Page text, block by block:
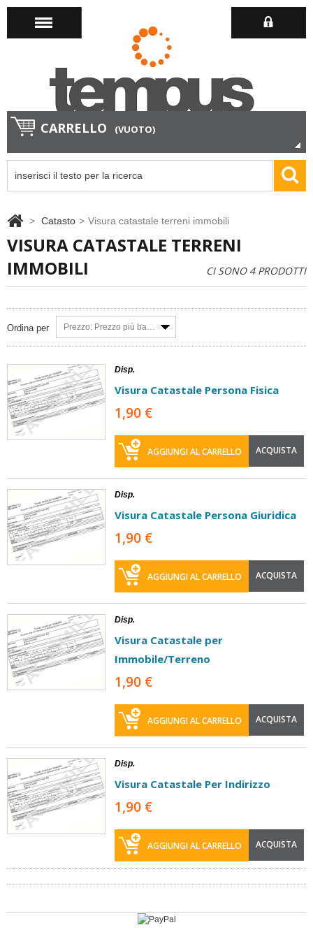
CARRELLO (VUOTO)
> Catasto > Visura catastale terreni immobili
VISURA CATASTALE TERRENI
IMMOBILI
CI SONO 4 PRODOTTI
Ordina per Prezzo: Prezzo più basso
Disp.
Visura Catastale Persona Fisica
1,90 €
AGGIUNGI AL CARRELLO ACQUISTA
Disp.
Visura Catastale Persona Giuridica
1,90 €
AGGIUNGI AL CARRELLO ACQUISTA
Disp.
Visura Catastale per
Immobile/Terreno
1,90 €
AGGIUNGI AL CARRELLO ACQUISTA
Disp.
Visura Catastale Per Indirizzo
1,90 €
AGGIUNGI AL CARRELLO ACQUISTA